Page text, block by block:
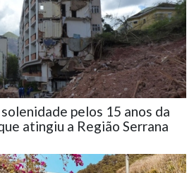
pelos 15 anos da
atingiu a Região Serrana